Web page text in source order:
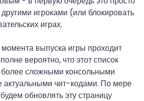
игроками (или блокировать
играх.
момента выпуска игры проходит
вероятно, что этот список
более сложными консольными
актуальными чит-кодами. По мере
обновлять эту страницу